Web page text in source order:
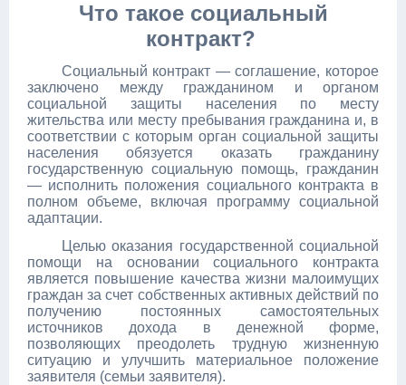
Что такое социальный
контракт?
Социальный контракт — соглашение, которое
заключено между гражданином и органом
социальной защиты населения по месту
жительства или месту пребывания гражданина и, в
соответствии с которым орган социальной защиты
населения обязуется оказать гражданину
государственную социальную помощь, гражданин
— исполнить положения социального контракта в
полном объеме, включая программу социальной
адаптации.
Целью оказания государственной социальной
помощи на основании социального контракта
является повышение качества жизни малоимущих
граждан за счет собственных активных действий по
получению постоянных самостоятельных
источников дохода в денежной форме,
позволяющих преодолеть трудную жизненную
ситуацию и улучшить материальное положение
заявителя (семьи заявителя).